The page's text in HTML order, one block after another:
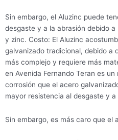
Sin embargo, el Aluzinc puede
desgaste y a la abrasión debido
y zinc. Costo: El Aluzinc
galvanizado tradicional, debido a
más complejo y requiere más
en Avenida Fernando Teran es
corrosión que el acero
mayor resistencia al desgaste y a
Sin embargo, es más caro que el